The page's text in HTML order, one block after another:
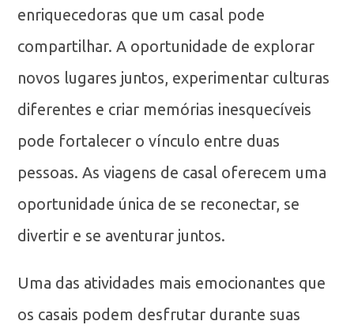
enriquecedoras que um casal pode
compartilhar. A oportunidade de explorar
novos lugares juntos, experimentar culturas
diferentes e criar memórias inesquecíveis
pode fortalecer o vínculo entre duas
pessoas. As viagens de casal oferecem uma
oportunidade única de se reconectar, se
divertir e se aventurar juntos.
Uma das atividades mais emocionantes que
os casais podem desfrutar durante suas